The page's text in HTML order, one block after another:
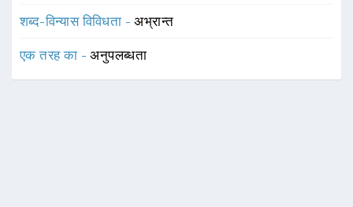
शब्द-विन्यास विविधता -अभ्रान्त
एक तरह का -अनुपलब्धता